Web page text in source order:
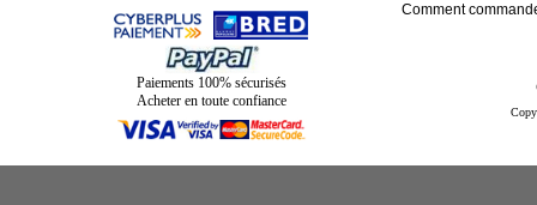
Paiements 100% sécurisés
Acheter en toute confiance
Comment